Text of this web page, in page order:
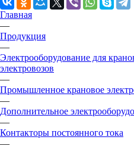
Главная
—
Продукция
—
Электрооборудование для
электровозов
—
Промышленное крановое
—
Дополнительное
—
Контакторы постоянного тока
—